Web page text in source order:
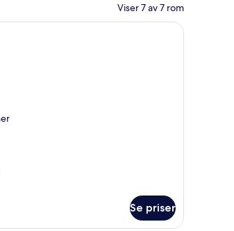
Viser 7 av 7 rom
på rommet og skrivebord
Rom – junior | Sengetøy av topp kvalitet,
Se priser